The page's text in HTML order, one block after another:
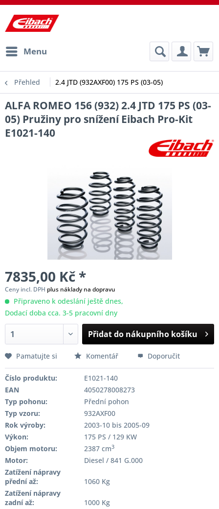
Menu
Přehled 2.4 JTD (932AXF00) 175 PS (03-05)
ALFA ROMEO 156 (932) 2.4 JTD 175 PS (03-
05) Pružiny pro snížení Eibach Pro-Kit
E1021-140
7835,00 Kč *
Ceny incl. DPH plus náklady na dopravu
Připraveno k odeslání ještě dnes,
Dodací doba cca. 3-5 pracovní dny
Přidat do nákupního košíku
Pamatujte si Komentář Doporučit
Číslo produktu:
E1021-140
EAN
4050278008273
Typ pohonu:
Přední pohon
Typ vzoru:
932AXF00
Rok výroby:
2003-10 bis 2005-09
Výkon:
175 PS / 129 KW
Objem motoru:
2387 cm3
Motor:
Diesel / 841 G.000
Zatížení nápravy
přední až:
1060 Kg
Zatížení nápravy
zadní až:
1000 Kg